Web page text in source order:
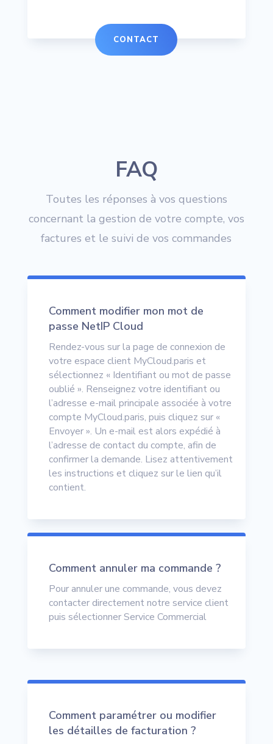
CONTACT
FAQ
Toutes les réponses à vos questions
concernant la gestion de votre compte, vos
factures et le suivi de vos commandes
Comment modifier mon mot de
passe NetIP Cloud
Rendez-vous sur la page de connexion de
votre espace client MyCloud.paris et
sélectionnez « Identifiant ou mot de passe
oublié ». Renseignez votre identifiant ou
l’adresse e-mail principale associée à votre
compte MyCloud.paris, puis cliquez sur «
Envoyer ». Un e-mail est alors expédié à
l’adresse de contact du compte, afin de
confirmer la demande. Lisez attentivement
les instructions et cliquez sur le lien qu’il
contient.
Comment annuler ma commande ?
Pour annuler une commande, vous devez
contacter directement notre service client
puis sélectionner Service Commercial
Comment paramétrer ou modifier
les détailles de facturation ?